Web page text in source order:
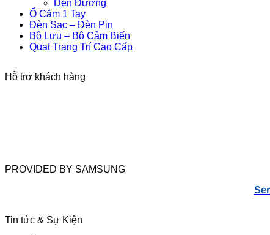
Đèn Đường
Ổ Cắm 1 Tay
Đèn Sạc – Đèn Pin
Bộ Lưu – Bộ Cảm Biến
Quạt Trang Trí Cao Cấp
Hỗ trợ khách hàng
PROVIDED BY SAMSUNG
Tin tức & Sự Kiện